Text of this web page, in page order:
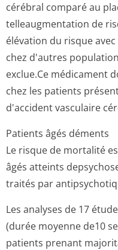
cérébral comparé au
telleaugmentation de
élévation du risque
chez d'autres
exclue.Ce médicament
chez les patients
d'accident vasculaire
Patients âgés déments
Le risque de mortalité
âgés atteints
traités par
Les analyses de 17
(durée moyenne de10
patients prenant